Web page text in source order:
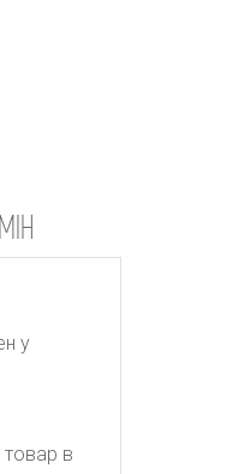
у
товар в